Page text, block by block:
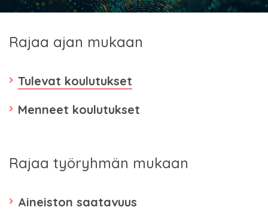
Rajaa ajan mukaan
Tulevat koulutukset
Menneet koulutukset
Rajaa työryhmän mukaan
Aineiston saatavuus